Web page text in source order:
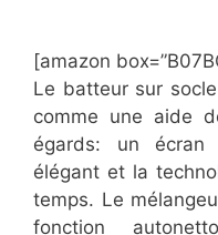
[amazon
Le batteur sur
comme une aide
égards: un écran
élégant et la
temps. Le
fonction